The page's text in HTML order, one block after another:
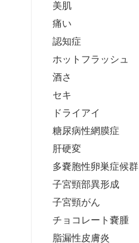
美肌
痛い
認知症
ホットフラッシュ
酒さ
セキ
ドライアイ
糖尿病性網膜症
肝硬変
多嚢胞性卵巣症候群
子宮頸部異形成
子宮頸がん
チョコレート嚢腫
脂漏性皮膚炎